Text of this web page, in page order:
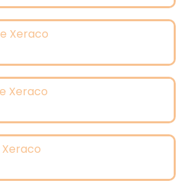
Xeraco
Xeraco